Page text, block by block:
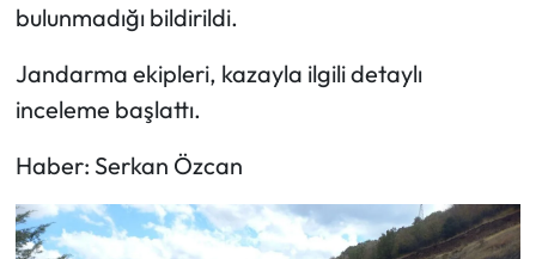
bulunmadığı bildirildi.
Jandarma ekipleri, kazayla ilgili detaylı
inceleme başlattı.
Haber: Serkan Özcan